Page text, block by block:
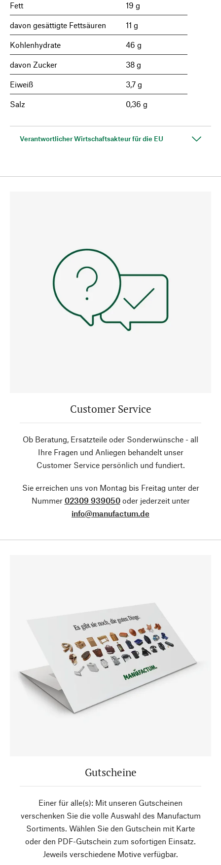
Fett 19 g
davon gesättigte Fettsäuren 11 g
Kohlenhydrate 46 g
davon Zucker 38 g
Eiweiß 3,7 g
Salz 0,36 g
Verantwortlicher Wirtschaftsakteur für die EU
Customer Service
Ob Beratung, Ersatzteile oder Sonderwünsche - all
Ihre Fragen und Anliegen behandelt unser
Customer Service persönlich und fundiert.
Sie erreichen uns von Montag bis Freitag unter der
Nummer 02309 939050oder jederzeit unter
info@manufactum.de
Gutscheine
Einer für alle(s): Mit unseren Gutscheinen
verschenken Sie die volle Auswahl des Manufactum
Sortiments. Wählen Sie den Gutschein mit Karte
oder den PDF-Gutschein zum sofortigen Einsatz.
Jeweils verschiedene Motive verfügbar.